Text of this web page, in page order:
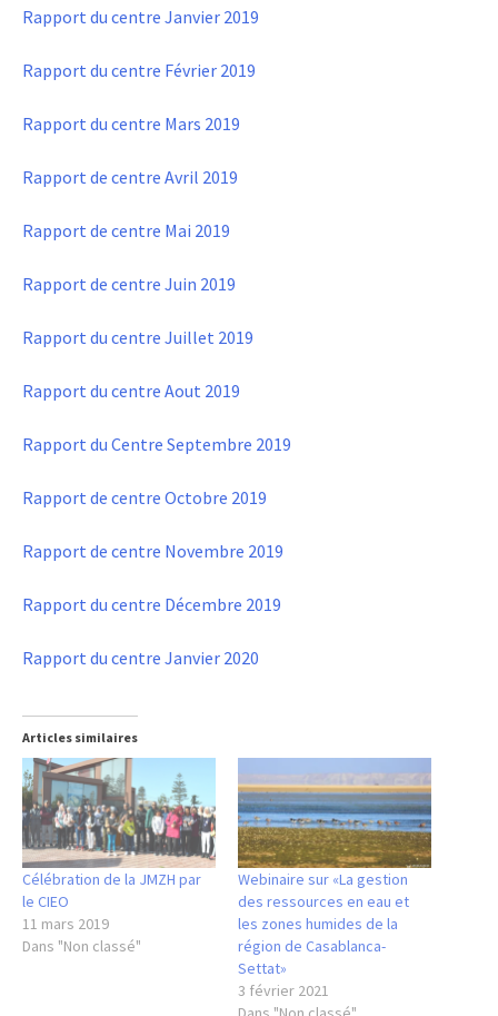
Rapport du centre Janvier 2019
Rapport du centre Février 2019
Rapport du centre Mars 2019
Rapport de centre Avril 2019
Rapport de centre Mai 2019
Rapport de centre Juin 2019
Rapport du centre Juillet 2019
Rapport du centre Aout 2019
Rapport du Centre Septembre 2019
Rapport de centre Octobre 2019
Rapport de centre Novembre 2019
Rapport du centre Décembre 2019
Rapport du centre Janvier 2020
Articles similaires
Célébration de la JMZH par
le CIEO
11 mars 2019
Dans "Non classé"
Webinaire sur «La gestion
des ressources en eau et
les zones humides de la
région de Casablanca-
Settat»
3 février 2021